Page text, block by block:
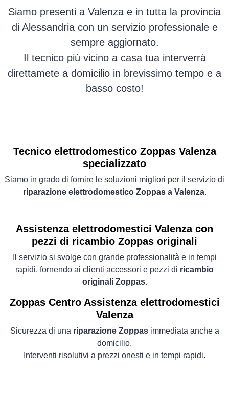
Siamo presenti a Valenza e in tutta la provincia
di Alessandria con un servizio professionale e
sempre aggiornato.
Il tecnico più vicino a casa tua interverrà
direttamete a domicilio in brevissimo tempo e a
basso costo!
Tecnico elettrodomestico Zoppas Valenza
specializzato
Siamo in grado di fornire le soluzioni migliori per il servizio di
riparazione elettrodomestico Zoppas a Valenza.
Assistenza elettrodomestici Valenza con
pezzi di ricambio Zoppas originali
Il servizio si svolge con grande professionalità e in tempi
rapidi, fornendo ai clienti accessori e pezzi di ricambio
originali Zoppas.
Zoppas Centro Assistenza elettrodomestici
Valenza
Sicurezza di una riparazione Zoppasimmediata anche a
domicilio.
Interventi risolutivi a prezzi onesti e in tempi rapidi.